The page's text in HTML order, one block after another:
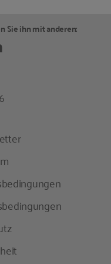
Sie ihn mit anderen: